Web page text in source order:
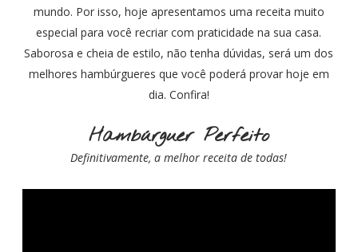
mundo. Por isso, hoje apresentamos uma receita muito
especial para você recriar com praticidade na sua casa.
Saborosa e cheia de estilo, não tenha dúvidas, será um dos
melhores hambúrgueres que você poderá provar hoje em
dia. Confira!
Hambúrguer Perfeito
Definitivamente, a melhor receita de todas!